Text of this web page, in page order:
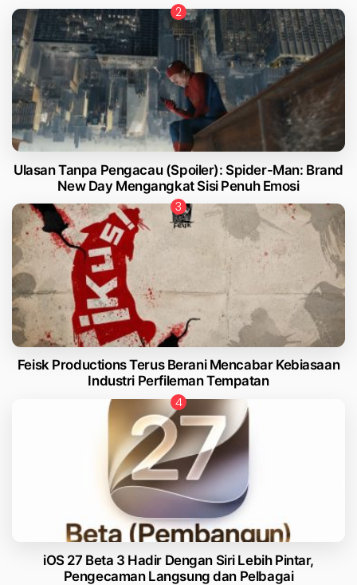
Ulasan Tanpa Pengacau (Spoiler): Spider-Man: Brand
New Day Mengangkat Sisi Penuh Emosi
Feisk Productions Terus Berani Mencabar Kebiasaan
Industri Perfileman Tempatan
iOS 27 Beta 3 Hadir Dengan Siri Lebih Pintar,
Pengecaman Langsung dan Pelbagai